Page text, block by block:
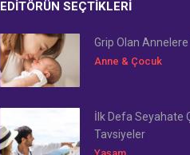
EDITÖRÜN SEÇTIKLERI
Grip Olan
Anne & Çocuk
İlk Defa Seyahate
Tavsiyeler
Yaşam